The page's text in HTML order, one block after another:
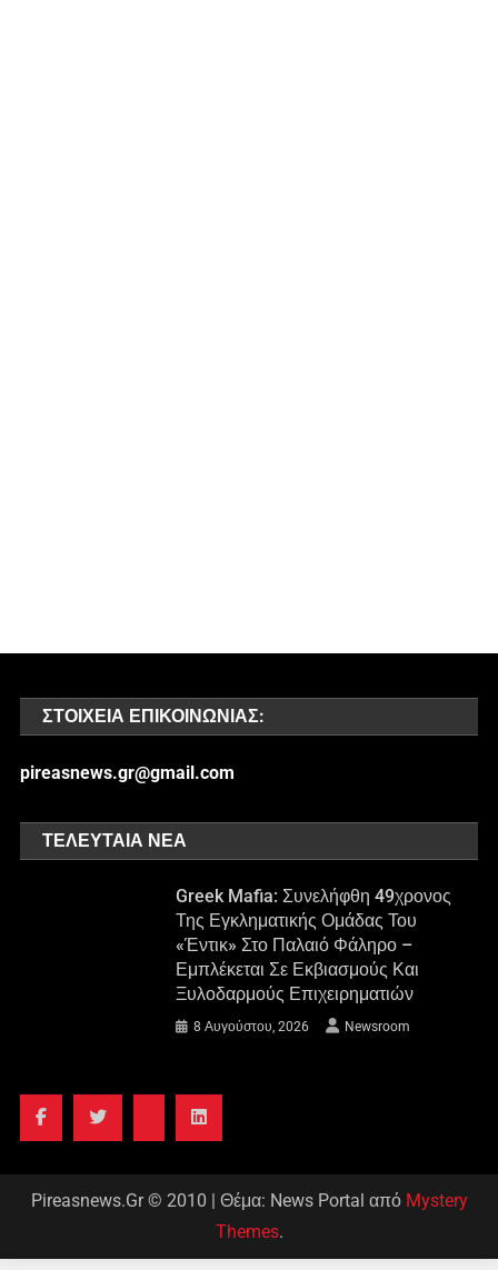
ΣΤΟΙΧΕΊΑ ΕΠΙΚΟΙΝΩΝΊΑΣ:
pireasnews.gr@gmail.com
ΤΕΛΕΥΤΑΊΑ ΝΈΑ
Greek Mafia: Συνελήφθη 49χρονος
Της Εγκληματικής Ομάδας Του
«Έντικ» Στο Παλαιό Φάληρο –
Εμπλέκεται Σε Εκβιασμούς Και
Ξυλοδαρμούς Επιχειρηματιών
8 Αυγούστου, 2026 Newsroom
Pireasnews.Gr © 2010 Θέμα: News Portal από Mystery
Themes.